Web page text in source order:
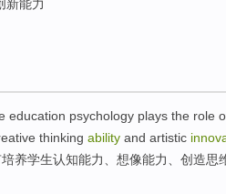
新能力
education psychology plays the role
thinking ability and artistic
培养学生认知能力 想像能力、 创造思